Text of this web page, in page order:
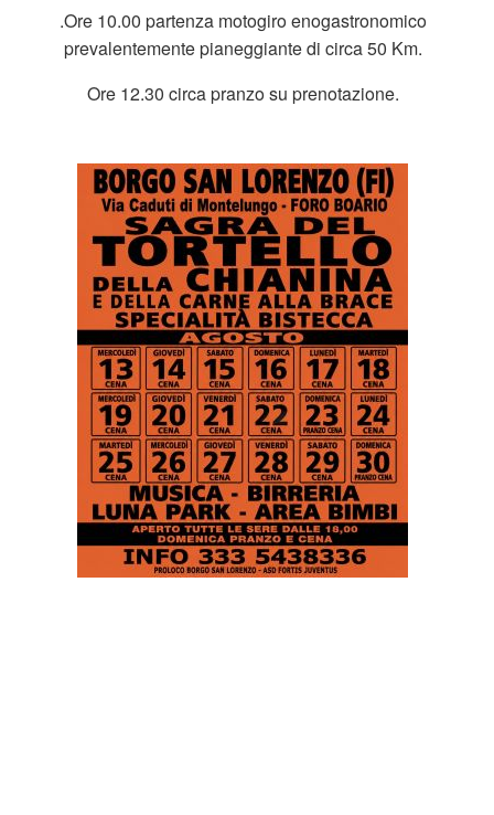
.Ore 10.00 partenza motogiro enogastronomico
prevalentemente pianeggiante di circa 50 Km.
Ore 12.30 circa pranzo su prenotazione.